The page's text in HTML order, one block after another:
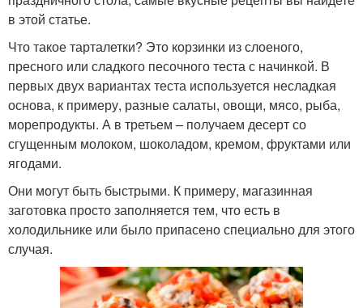
в этой статье.
Что такое тарталетки? Это корзинки из слоеного,
пресного или сладкого песочного теста с начинкой. В
первых двух вариантах теста используется несладкая
основа, к примеру, разные салаты, овощи, мясо, рыба,
морепродукты. А в третьем – получаем десерт со
сгущенным молоком, шоколадом, кремом, фруктами или
ягодами.
Они могут быть быстрыми. К примеру, магазинная
заготовка просто заполняется тем, что есть в
холодильнике или было припасено специально для этого
случая.